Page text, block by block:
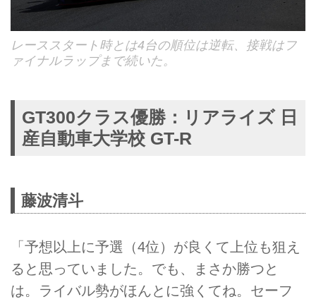
レーススタート時とは4台の順位は逆転、接戦はフ
ァイナルラップまで続いた。
GT300クラス優勝：リアライズ 日
産自動車大学校 GT-R
藤波清斗
「予想以上に予選（4位）が良くて上位も狙え
ると思っていました。でも、まさか勝つと
は。ライバル勢がほんとに強くてね。セーフ